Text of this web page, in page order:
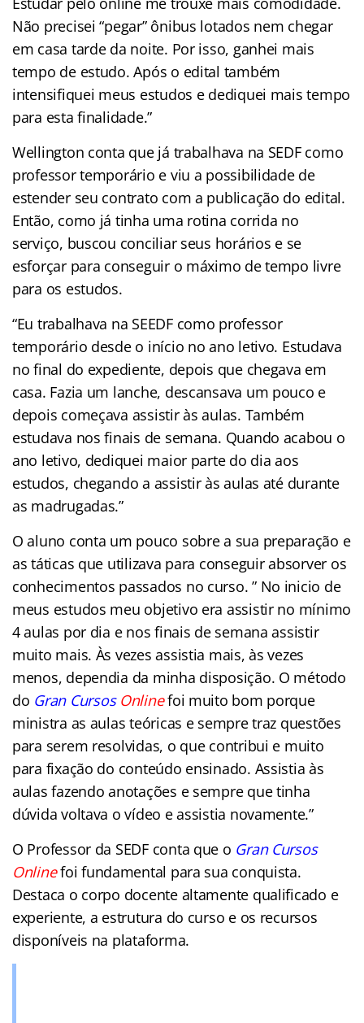
Não precisei “pegar” ônibus lotados nem chegar
em casa tarde da noite. Por isso, ganhei mais
tempo de estudo. Após o edital também
intensifiquei meus estudos e dediquei mais tempo
para esta finalidade.”
Wellington conta que já trabalhava na SEDF como
professor temporário e viu a possibilidade de
estender seu contrato com a publicação do edital.
Então, como já tinha uma rotina corrida no
serviço, buscou conciliar seus horários e se
esforçar para conseguir o máximo de tempo livre
para os estudos.
“Eu trabalhava na SEEDF como professor
temporário desde o início no ano letivo. Estudava
no final do expediente, depois que chegava em
casa. Fazia um lanche, descansava um pouco e
depois começava assistir às aulas. Também
estudava nos finais de semana. Quando acabou o
ano letivo, dediquei maior parte do dia aos
estudos, chegando a assistir às aulas até durante
as madrugadas.”
O aluno conta um pouco sobre a sua preparação e
as táticas que utilizava para conseguir absorver os
conhecimentos passados no curso. ” No inicio de
meus estudos meu objetivo era assistir no mínimo
4 aulas por dia e nos finais de semana assistir
muito mais. Às vezes assistia mais, às vezes
menos, dependia da minha disposição. O método
do Gran Cursos Onlinefoi muito bom porque
ministra as aulas teóricas e sempre traz questões
para serem resolvidas, o que contribui e muito
para fixação do conteúdo ensinado. Assistia às
aulas fazendo anotações e sempre que tinha
dúvida voltava o vídeo e assistia novamente.”
O Professor da SEDF conta que o Gran Cursos
Onlinefoi fundamental para sua conquista.
Destaca o corpo docente altamente qualificado e
experiente, a estrutura do curso e os recursos
disponíveis na plataforma.